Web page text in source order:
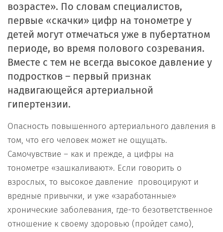
возрасте». По словам специалистов,
первые «скачки» цифр на тонометре у
детей могут отмечаться уже в пубертатном
периоде, во время полового созревания.
Вместе с тем не всегда высокое давление у
подростков – первый признак
надвигающейся артериальной
гипертензии.
Опасность повышенного артериального давления в
том, что его человек может не ощущать.
Самочувствие – как и прежде, а цифры на
тонометре «зашкаливают». Если говорить о
взрослых, то высокое давление провоцируют и
вредные привычки, и уже «заработанные»
хронические заболевания, где-то безответственное
отношение к своему здоровью (пройдет само),